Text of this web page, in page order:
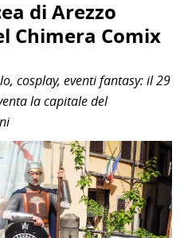
di Arezzo
Chimera Comix
cosplay, eventi fantasy: il 29
la capitale del